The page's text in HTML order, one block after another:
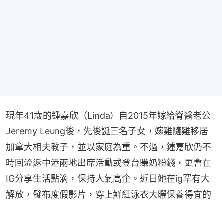
現年41歲的鍾嘉欣（Linda）自2015年嫁給脊醫老公
Jeremy Leung後，先後誕三名子女，嫁雞隨雞移居
加拿大相夫教子，並以家庭為重。不過，鍾嘉欣仍不
時回流返中港兩地出席活動或登台賺奶粉錢，更會在
IG分享生活點滴，保持人氣高企。近日她在ig罕有大
解放，發布度假影片，穿上鮮紅泳衣大曬保養得宜的